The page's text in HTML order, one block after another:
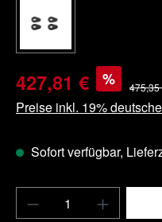
427,81 € % 475,35
Preise inkl. 19%
Sofort verfügbar,
Produkt Anzahl: